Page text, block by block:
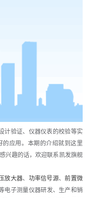
验证、仪器仪表的校验等实
应用。本期的介绍就到这里
兴趣的话，欢迎联系凯发旗舰
放大器、 功率信号源、前置微
电子测量仪器研发、生产和销